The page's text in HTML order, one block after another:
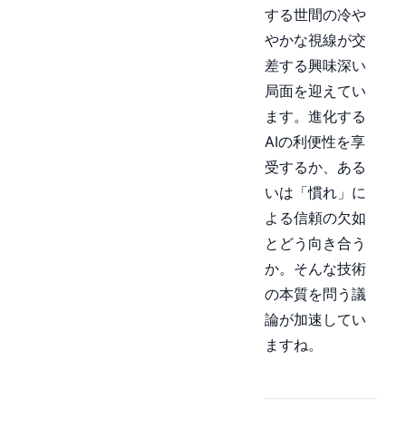
する世間の冷や
やかな視線が交
差する興味深い
局面を迎えてい
ます。進化する
AIの利便性を享
受するか、ある
いは「慣れ」に
よる信頼の欠如
とどう向き合う
か。そんな技術
の本質を問う議
論が加速してい
ますね。